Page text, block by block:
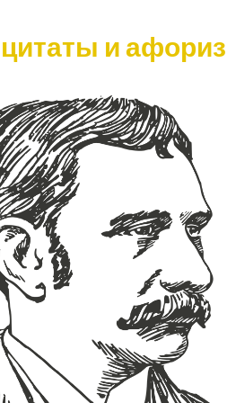
и